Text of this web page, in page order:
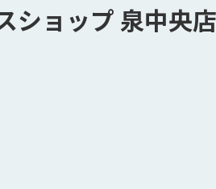
ショップ 泉中央